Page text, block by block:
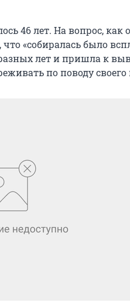
46 лет. На вопрос, как
«собиралась было
лет и пришла к
по поводу своего